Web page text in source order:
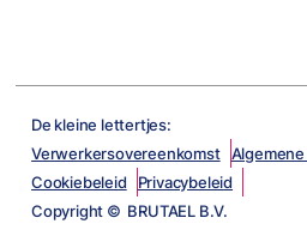
De kleine lettertjes:
Verwerkersovereenkomst
Cookiebeleid
Privacybeleid
Copyright © BRUTAEL B.V.